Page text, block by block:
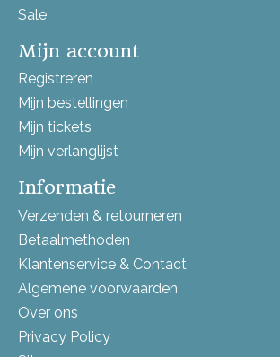
Sale
Mijn account
Registreren
Mijn bestellingen
Mijn tickets
Mijn verlanglijst
Informatie
Verzenden & retourneren
Betaalmethoden
Klantenservice & Contact
Algemene voorwaarden
Over ons
Privacy Policy